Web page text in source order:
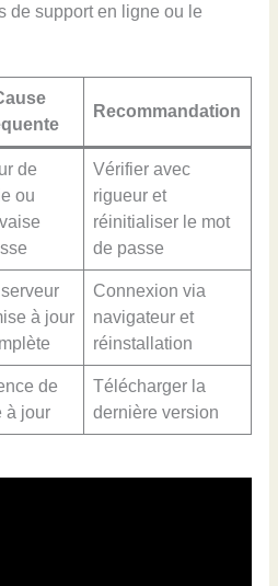
de support en ligne ou le
Recommandation
de
ou
Vérifier avec
rigueur et
réinitialiser le mot
de passe
à jour
Connexion via
navigateur et
réinstallation
de
à jour
Télécharger la
dernière version